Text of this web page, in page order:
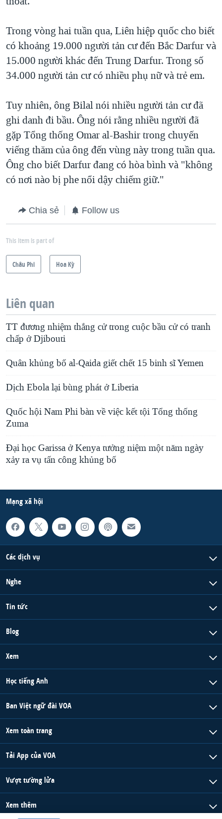
Trong vòng hai tuần qua, Liên hiệp quốc cho biết
có khoảng 19.000 người tản cư đến Bắc Darfur và
15.000 người khác đến Trung Darfur. Trong số
34.000 người tản cư có nhiều phụ nữ và trẻ em.
Tuy nhiên, ông Bilal nói nhiều người tản cư đã
ghi danh đi bầu. Ông nói rằng nhiều người đã
gặp Tổng thống Omar al-Bashir trong chuyến
viếng thăm của ông đến vùng này trong tuần qua.
Ông cho biết Darfur đang có hòa bình và "không
có nơi nào bị phe nổi dậy chiếm giữ."
Chia sẻ Follow us
This item is part of
Châu Phi Hoa Kỳ
Liên quan
TT đương nhiệm thắng cử trong cuộc bầu cử có tranh
chấp ở Djibouti
Quân khủng bố al-Qaida giết chết 15 binh sĩ Yemen
Dịch Ebola lại bùng phát ở Liberia
Quốc hội Nam Phi bàn về việc kết tội Tổng thống
Zuma
Đại học Garissa ở Kenya tưởng niệm một năm ngày
xảy ra vụ tấn công khủng bố
Mạng xã hội
Các dịch vụ
Nghe
Tin tức
Blog
Xem
Học tiếng Anh
Ban Việt ngữ đài VOA
Xem toàn trang
Tải App của VOA
Vượt tường lửa
Xem thêm